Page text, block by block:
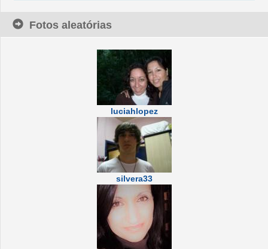
Fotos aleatórias
luciahlopez
silvera33